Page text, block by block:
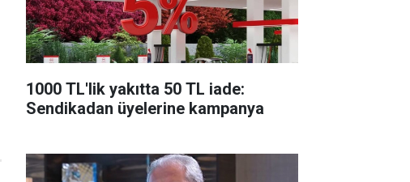
1000 TL'lik yakıtta 50 TL iade:
Sendikadan üyelerine kampanya